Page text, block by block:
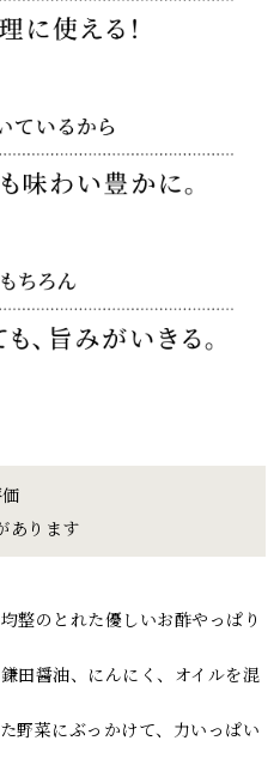
あります
整のとれた優しいお酢やっぱり
田醤油、にんにく、オイルを混
野菜にぶっかけて、力いっぱい